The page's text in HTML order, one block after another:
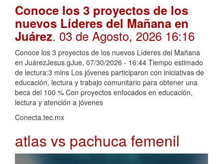
Conoce los 3 proyectos de los
nuevos Líderes del Mañana en
Juárez. 03 de Agosto, 2026 16:16
Conoce los 3 proyectos de los nuevos Líderes del Mañana
en JuárezJesus.gJue, 07/30/2026 - 16:44 Tiempo estimado
de lectura:3 mins Los jóvenes participaron con iniciativas de
educación, lectura y trabajo comunitario para obtener una
beca del 100 % Con proyectos enfocados en educación,
lectura y atención a jóvenes
Conecta.tec.mx
atlas vs pachuca femenil